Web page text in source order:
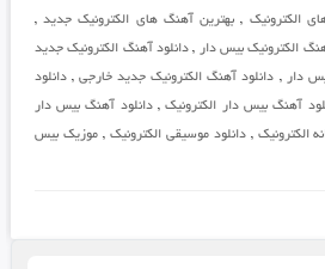
الکترونیک , بهترین آهنگ های الکترونیک جدید,
الکترونیک بیس دار ,دانلود آهنگ الکترونیک جدید
دار , دانلود آهنگ الکترونیک جدید خارجی,دانلود
آهنگ بیس دار الکترونیک,دانلود آهنگ بیس دار
الکترونیک ,دانلود موسیقی الکترونیک ,موزیک بیس